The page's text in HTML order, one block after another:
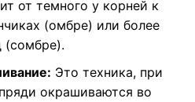
от темного у корней к
(омбре) или более
(сомбре).
Это техника, при
окрашиваются во